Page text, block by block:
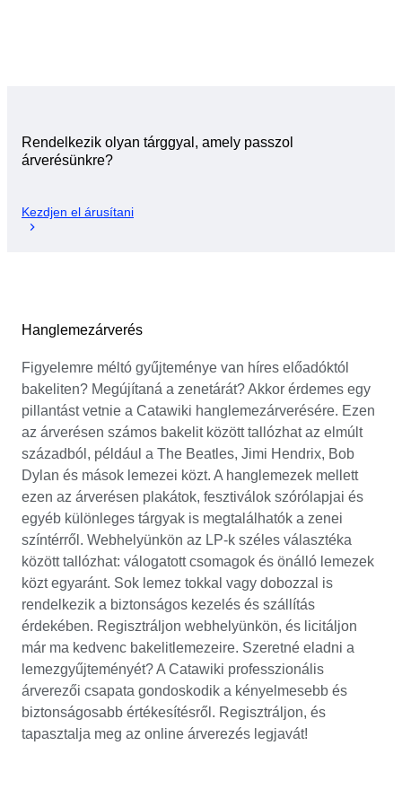
Rendelkezik olyan tárggyal, amely passzol
árverésünkre?
Kezdjen el árusítani
Hanglemezárverés
Figyelemre méltó gyűjteménye van híres előadóktól
bakeliten? Megújítaná a zenetárát? Akkor érdemes egy
pillantást vetnie a Catawiki hanglemezárverésére. Ezen
az árverésen számos bakelit között tallózhat az elmúlt
századból, például a The Beatles, Jimi Hendrix, Bob
Dylan és mások lemezei közt. A hanglemezek mellett
ezen az árverésen plakátok, fesztiválok szórólapjai és
egyéb különleges tárgyak is megtalálhatók a zenei
színtérről. Webhelyünkön az LP-k széles választéka
között tallózhat: válogatott csomagok és önálló lemezek
közt egyaránt. Sok lemez tokkal vagy dobozzal is
rendelkezik a biztonságos kezelés és szállítás
érdekében. Regisztráljon webhelyünkön, és licitáljon
már ma kedvenc bakelitlemezeire. Szeretné eladni a
lemezgyűjteményét? A Catawiki professzionális
árverezői csapata gondoskodik a kényelmesebb és
biztonságosabb értékesítésről. Regisztráljon, és
tapasztalja meg az online árverezés legjavát!